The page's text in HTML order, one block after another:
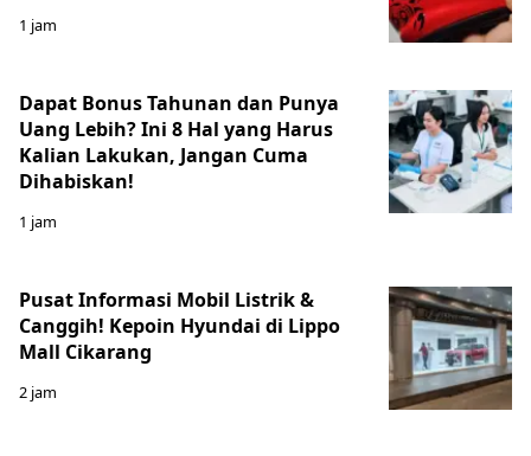
1 jam
Dapat Bonus Tahunan dan Punya
Uang Lebih? Ini 8 Hal yang Harus
Kalian Lakukan, Jangan Cuma
Dihabiskan!
1 jam
Pusat Informasi Mobil Listrik &
Canggih! Kepoin Hyundai di Lippo
Mall Cikarang
2 jam